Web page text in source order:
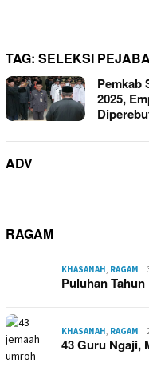
TAG: SELEKSI
Pemkab
2025,
ADV
RAGAM
KHASANAH RAGAM
Puluhan
KHASANAH RAGAM
43 Guru Ngaji,